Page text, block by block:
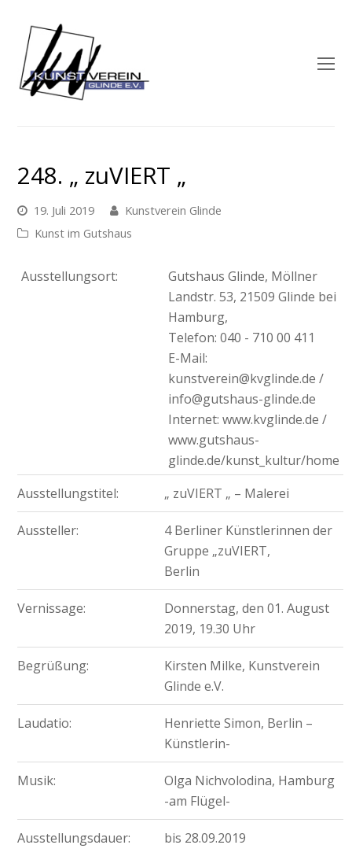
248. „ zuVIERT „
19. Juli 2019
Kunstverein Glinde
Kunst im Gutshaus
Ausstellungsort:
Gutshaus Glinde, Möllner
Landstr. 53, 21509 Glinde bei
Hamburg,
Telefon: 040 - 710 00 411
E-Mail:
kunstverein@kvglinde.de /
info@gutshaus-glinde.de
Internet: www.kvglinde.de /
www.gutshaus-
glinde.de/kunst_kultur/home
Ausstellungstitel:
„ zuVIERT „ – Malerei
Aussteller:
4 Berliner Künstlerinnen der
Gruppe „zuVIERT,
Berlin
Vernissage:
Donnerstag, den 01. August
2019, 19.30 Uhr
Begrüßung:
Kirsten Milke, Kunstverein
Glinde e.V.
Laudatio:
Henriette Simon, Berlin –
Künstlerin-
Musik:
Olga Nichvolodina, Hamburg
-am Flügel-
Ausstellungsdauer: bis 28.09.2019